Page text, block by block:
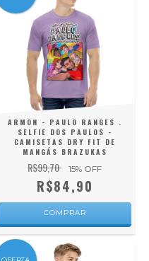
ARMON - PAULO RANGES .
SELFIE DOS PAULOS -
CAMISETAS DRY FIT DE
MANGÁS BRAZUKAS
R$99,70 15% OFF
R$84,90
COMPRAR